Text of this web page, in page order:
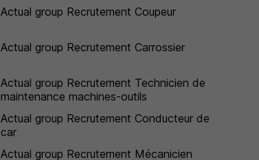
Actual group Recrutement Coupeur
Actual group Recrutement Carrossier
Actual group Recrutement Technicien de
maintenance machines-outils
Actual group Recrutement Conducteur de
car
Actual group Recrutement Mécanicien